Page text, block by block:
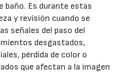
baño. Es durante estas
y revisión cuando se
señales del paso del
desgastados,
pérdida de color o
que afectan a la imagen